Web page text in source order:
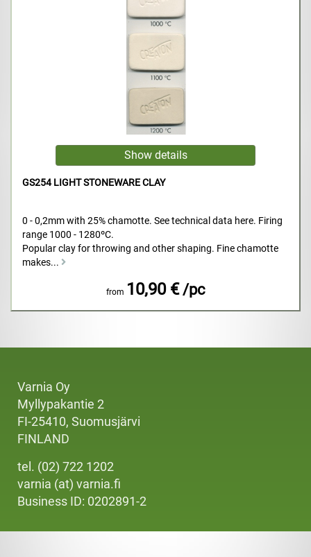
GS254 LIGHT STONEWARE CLAY
0 - 0,2mm with 25% chamotte. See technical data here. Firing
range 1000 - 1280ºC.
Popular clay for throwing and other shaping. Fine chamotte
makes...
from 10,90 € /pc
Varnia Oy
Myllypakantie 2
FI-25410, Suomusjärvi
FINLAND
tel. (02) 722 1202
varnia (at) varnia.fi
Business ID: 0202891-2